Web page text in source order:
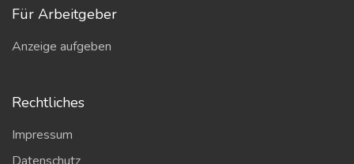
Für Arbeitgeber
Anzeige aufgeben
Rechtliches
Impressum